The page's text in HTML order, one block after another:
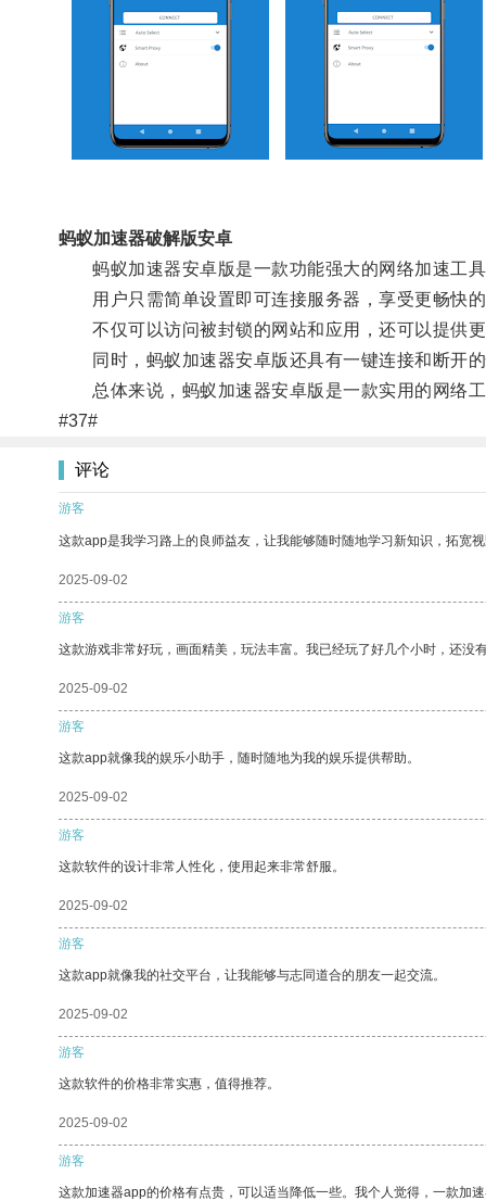
蚂蚁加速器破解版安卓
蚂蚁加速器安卓版是一款功能强大的网络加速工具
用户只需简单设置即可连接服务器，享受更畅快的
不仅可以访问被封锁的网站和应用，还可以提供更
同时，蚂蚁加速器安卓版还具有一键连接和断开的
总体来说，蚂蚁加速器安卓版是一款实用的网络工
#37#
评论
游客
这款app是我学习路上的良师益友，让我能够随时随地学习新知识，拓宽视
2025-09-02
游客
这款游戏非常好玩，画面精美，玩法丰富。我已经玩了好几个小时，还没有
2025-09-02
游客
这款app就像我的娱乐小助手，随时随地为我的娱乐提供帮助。
2025-09-02
游客
这款软件的设计非常人性化，使用起来非常舒服。
2025-09-02
游客
这款app就像我的社交平台，让我能够与志同道合的朋友一起交流。
2025-09-02
游客
这款软件的价格非常实惠，值得推荐。
2025-09-02
游客
这款加速器app的价格有点贵，可以适当降低一些。我个人觉得，一款加